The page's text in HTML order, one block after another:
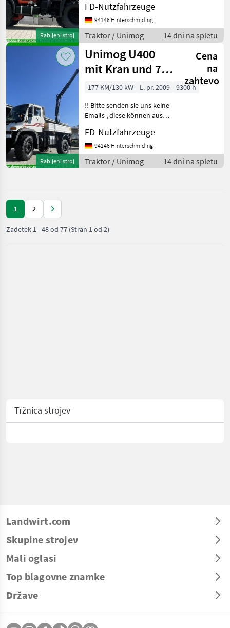
Rabljeni stroj
(Kontakt nur telefonisch
unter - ) -----------------------------
------------------------
FD-Nutzfahrzeuge
94146 Hinterschmiding
Traktor / Unimog 14 dni na spletu
Rabljeni stroj
Unimog U400
mit Kran und 7
Tonne Seilwinde
Cena
na
zahtevo
177 KM/130 kW L. pr. 2009
9300 h
!! Bitte senden sie uns keine
Emails , diese können aus
mehr beantwortet werden
!! - / World of UNIMOG &
Aircraft Vielen Dank für ihr
In
FD-Nutzfahrzeuge
94146 Hinterschmiding
Traktor / Unimog 14 dni na spletu
1 2
Zadetek 1-48od 77 (Stran 1 od 2)
Tržnica strojev
Landwirt.com
Skupine strojev
Mali oglasi
Top blagovne znamke
Države